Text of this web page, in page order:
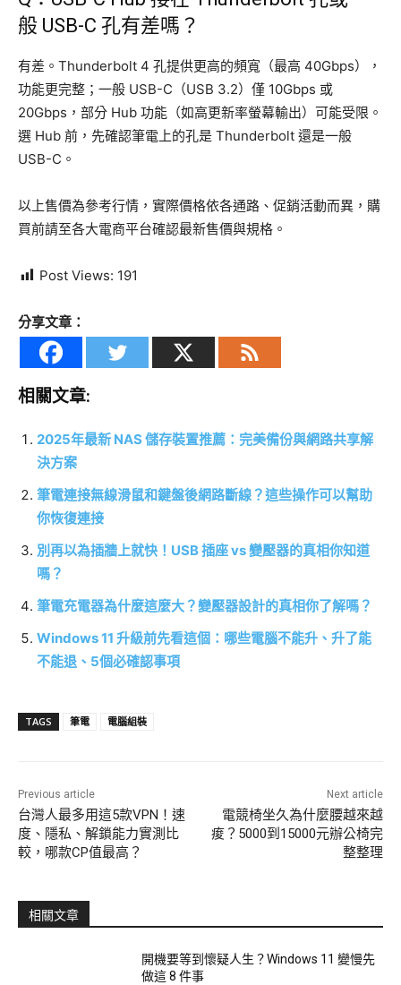
般 USB-C 孔有差嗎？
有差。Thunderbolt 4 孔提供更高的頻寬（最高 40Gbps），
功能更完整；一般 USB-C（USB 3.2）僅 10Gbps 或
20Gbps，部分 Hub 功能（如高更新率螢幕輸出）可能受限。
選 Hub 前，先確認筆電上的孔是 Thunderbolt 還是一般
USB-C。
以上售價為參考行情，實際價格依各通路、促銷活動而異，購
買前請至各大電商平台確認最新售價與規格。
Post Views: 191
分享文章：
相關文章:
2025年最新 NAS 儲存裝置推薦：完美備份與網路共享解
決方案
筆電連接無線滑鼠和鍵盤後網路斷線？這些操作可以幫助
你恢復連接
別再以為插牆上就快！USB 插座 vs 變壓器的真相你知道
嗎？
筆電充電器為什麼這麼大？變壓器設計的真相你了解嗎？
Windows 11 升級前先看這個：哪些電腦不能升、升了能
不能退、5個必確認事項
TAGS 筆電 電腦組裝
Previous article
台灣人最多用這5款VPN！速
度、隱私、解鎖能力實測比
較，哪款CP值最高？
Next article
電競椅坐久為什麼腰越來越
痠？5000到15000元辦公椅完
整整理
相關文章
開機要等到懷疑人生？Windows 11 變慢先
做這 8 件事